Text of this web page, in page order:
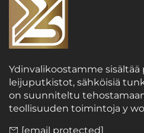
Ydinvalikoostamme
leijuputkistot, sähköisiä
on suunniteltu
teollisuuden toimintoja y
[email protected]